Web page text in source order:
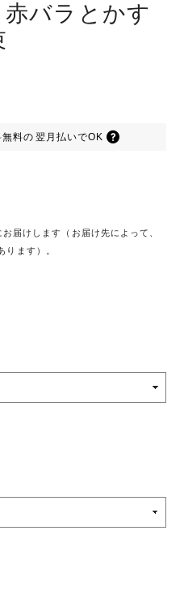
赤バラとかす
料の 翌月払いでOK
届けします（お届け先によって、
ります）。